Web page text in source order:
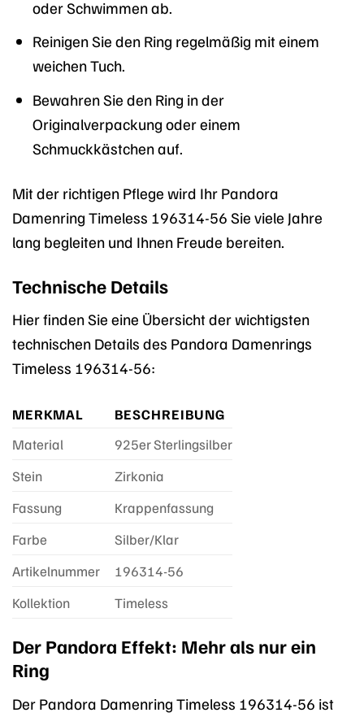
oder Schwimmen ab.
Reinigen Sie den Ring regelmäßig mit einem
weichen Tuch.
Bewahren Sie den Ring in der
Originalverpackung oder einem
Schmuckkästchen auf.
Mit der richtigen Pflege wird Ihr Pandora
Damenring Timeless 196314-56 Sie viele Jahre
lang begleiten und Ihnen Freude bereiten.
Technische Details
Hier finden Sie eine Übersicht der wichtigsten
technischen Details des Pandora Damenrings
Timeless 196314-56:
MERKMAL
BESCHREIBUNG
Material
925er Sterlingsilber
Stein
Zirkonia
Fassung
Krappenfassung
Farbe
Silber/Klar
Artikelnummer
196314-56
Kollektion
Timeless
Der Pandora Effekt: Mehr als nur ein
Ring
Der Pandora Damenring Timeless 196314-56 ist